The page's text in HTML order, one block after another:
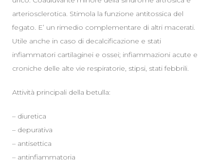
arteriosclerotica. Stimola la funzione antitossica del
fegato. E’ un rimedio complementare di altri macerati.
Utile anche in caso di decalcificazione e stati
infiammatori cartilaginei e ossei; infiammazioni acute e
croniche delle alte vie respiratorie, stipsi, stati febbrili.
Attività principali della betulla:
– diuretica
– depurativa
– antisettica
– antinfiammatoria